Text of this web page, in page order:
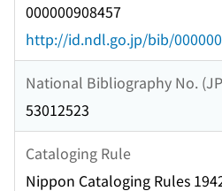
000000908457
http://id.ndl.go.jp/bib/
National Bibliography No.
53012523
Cataloging Rule
Nippon Cataloging Rules